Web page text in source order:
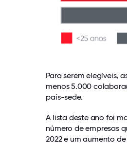
Para serem elegíveis,
menos 5.000
país-sede.
A lista deste ano foi
número de empresas
2022 e um aumento